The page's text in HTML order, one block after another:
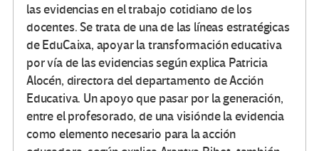
las evidencias en el trabajo cotidiano de los
docentes. Se trata de una de las líneas estratégicas
de EduCaixa, apoyar la transformación educativa
por vía de las evidencias según explica Patricia
Alocén, directora del departamento de Acción
Educativa. Un apoyo que pasar por la generación,
entre el profesorado, de una visiónde la evidencia
como elemento necesario para la acción